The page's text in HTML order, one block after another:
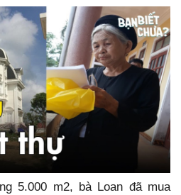
5.000 m2, bà Loan đã mua